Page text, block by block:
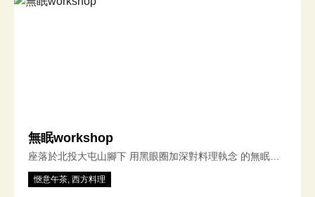
Zhejiang cuisine and refined Shanghai-style dim sum. 我
and subtlety of Jiangnan cuisine. 從一籠湯汁飽滿的小籠
包、一道低溫冰鎮的紹興醉雞， 到一鍋山中暖湯，我們希望
每一位來訪的客人， 都能在霧氣繚繞中，品味人情與風土的
深刻。 From a basket of juicy soup dumplings to a chilled
無眠workshop
座落於北投大屯山腳下 用黑眼圈加深對料理執念 的無眠
workshop 提供自製甜點與異國料理 透過主廚旅遊各地的體
驗觀察 將多年西餐烹調經驗融合其中 每日親自採購市場新
愜意午茶, 西方料理